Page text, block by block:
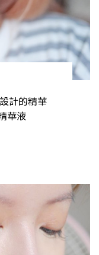
計的精華
華液